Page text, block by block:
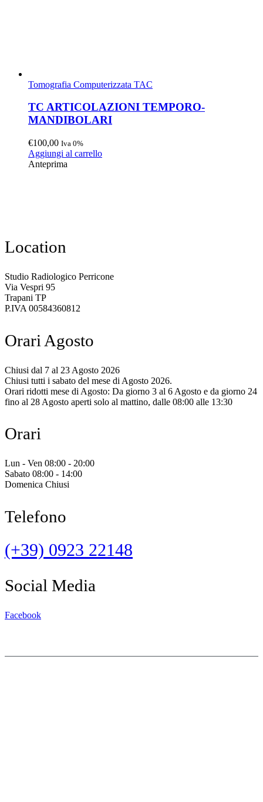
Tomografia Computerizzata TAC
TC ARTICOLAZIONI TEMPORO-
MANDIBOLARI
€100,00 Iva 0%
Aggiungi al carrello
Anteprima
Location
Studio Radiologico Perricone
Via Vespri 95
Trapani TP
P.IVA 00584360812
Orari Agosto
Chiusi dal 7 al 23 Agosto 2026
Chiusi tutti i sabato del mese di Agosto 2026.
Orari ridotti mese di Agosto: Da giorno 3 al 6 Agosto e da giorno 24
fino al 28 Agosto aperti solo al mattino, dalle 08:00 alle 13:30
Orari
Lun - Ven 08:00 - 20:00
Sabato 08:00 - 14:00
Domenica Chiusi
Telefono
(+39) 0923 22148
Social Media
Facebook